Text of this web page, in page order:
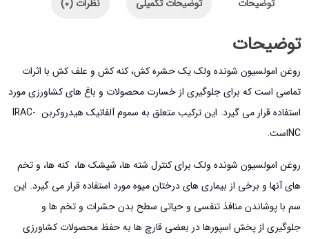
توضیحات توضیحات تکمیلی نظرات (0)
توضیحات
روغن امولسیون شونده ولک یک حشره کش، کنه کش و علف کش با اثرات
تماسی است که برای جلوگیری از خسارت محصولات و باغ های کشاورزی مورد
استفاده قرار می گیرد. این ترکیب متعلق به سموم آلفاتیک هیدروکربن IRAC-
NCاست.
روغن امولسیون شونده ولک برای کنترل شته‌ ها، شپشک ‌ها، کنه‌ ها، و تخم‌
های آنها و برخی از بیماری‌ های درختان میوه مورد استفاده قرار می گیرد. این
سم با پوشاندن منافذ تنفسی و حیاتی سطح بدن حشرات و تخم ها و
جلوگیری از پخش اسپورها در بعضی قارچ ها به حفظ محصولات کشاورزی